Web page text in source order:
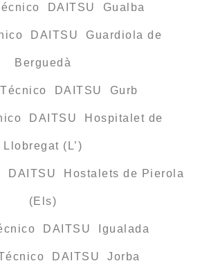
DAITSU Gualba
DAITSU Guardiola de
Berguedà
DAITSU Gurb
DAITSU Hospitalet de
Llobregat (L’)
DAITSU Hostalets de Pierola
(Els)
DAITSU Igualada
DAITSU Jorba